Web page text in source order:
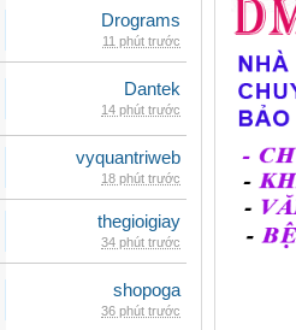
Drograms
11 phút trước
Dantek
14 phút trước
vyquantriweb
18 phút trước
thegioigiay
34 phút trước
shopoga
36 phút trước